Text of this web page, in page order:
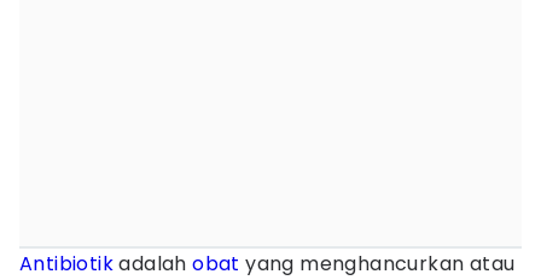
Antibiotikadalahobat yang menghancurkan atau